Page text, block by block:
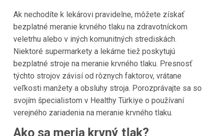
Ak nechodíte k lekárovi pravidelne, môžete získať
bezplatné meranie krvného tlaku na zdravotníckom
veletrhu alebo v iných komunitných strediskách.
Niektoré supermarkety a lekárne tiež poskytujú
bezplatné stroje na meranie krvného tlaku. Presnosť
týchto strojov závisí od rôznych faktorov, vrátane
veľkosti manžety a obsluhy stroja. Porozprávajte sa so
svojím špecialistom v Healthy Türkiye o používaní
verejného zariadenia na meranie krvného tlaku.
Ako sa meria krvný tlak?